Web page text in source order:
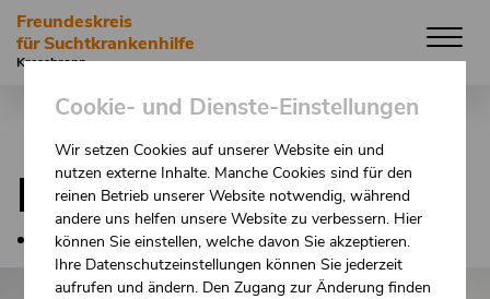
Cookie- und Dienste-Einstellungen
Wir setzen Cookies auf unserer Website ein und
nutzen externe Inhalte. Manche Cookies sind für den
reinen Betrieb unserer Website notwendig, während
andere uns helfen unsere Website zu verbessern. Hier
können Sie einstellen, welche davon Sie akzeptieren.
Ihre Datenschutzeinstellungen können Sie jederzeit
aufrufen und ändern. Den Zugang zur Änderung finden
Direkt
zum
Inhalt
Freundeskreis
für Suchtkrankenhilfe
Kressbronn
KRESSBRONN